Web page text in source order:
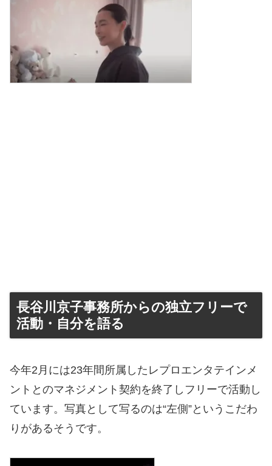
長谷川京子事務所からの独立フリーで
活動・自分を語る
今年2月には23年間所属したレプロエンタテインメ
ントとのマネジメント契約を終了しフリーで活動し
ています。写真として写るのは“左側”というこだわ
りがあるそうです。